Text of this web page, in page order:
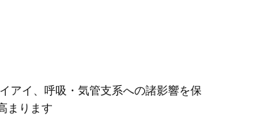
アイ、呼吸・気管支系への諸影響を保
まります